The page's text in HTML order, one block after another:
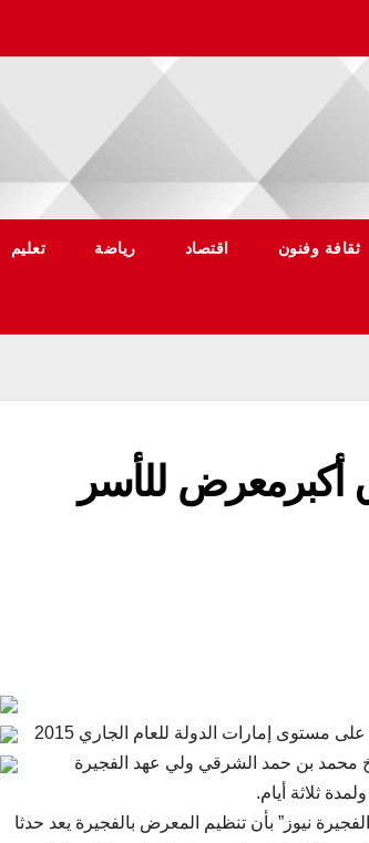
ثقافة وفنون اقتصاد رياضة تعليم
أكبرمعرض للأسر
أكملت جمعية الفجيرة الخيرية استعدادها لإطلاق اكبر وأول معرض للأسر المنتجة على مستوى إمارات الدولة للعام الجاري 2015
محمد بن حمد الشرقي ولي عهد الفجيرة
نيوز” بأن تنظيم المعرض بالفجيرة يعد حدثا